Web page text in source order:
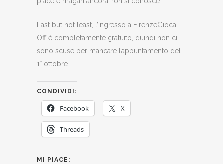
Last but not least, l’ingresso a FirenzeGioca
Off è completamente gratuito, quindi non ci
sono scuse per mancare l’appuntamento del
1° ottobre.
CONDIVIDI:
Facebook X
Threads
MI PIACE: